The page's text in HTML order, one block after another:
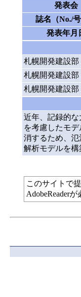
発表会
誌名（No./号
発表年月
札幌開発建設部
札幌開発建設部
札幌開発建設部
近年、記録的
を考慮したモ
消するため、
解析モデルを構
このサイトで
AdobeReader